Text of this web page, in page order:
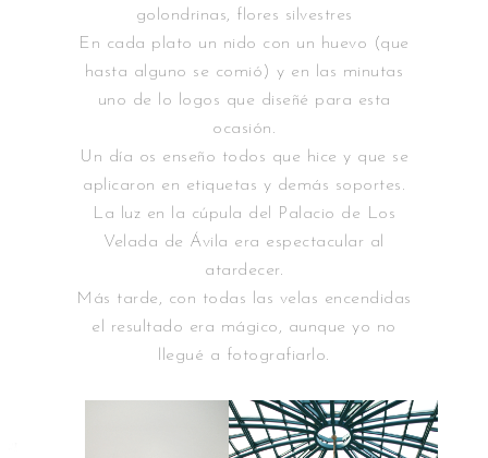
golondrinas, flores silvestres
En cada plato un nido con un huevo (que
hasta alguno se comió) y en las minutas
uno de lo logos que diseñé para esta
ocasión.
Un día os enseño todos que hice y que se
aplicaron en etiquetas y demás soportes.
La luz en la cúpula del Palacio de Los
Velada de Ávila era espectacular al
atardecer.
Más tarde, con todas las velas encendidas
el resultado era mágico, aunque yo no
llegué a fotografiarlo.